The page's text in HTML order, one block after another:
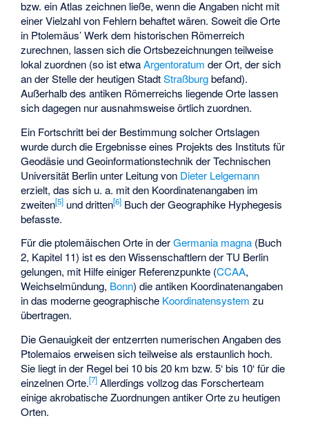
bzw. ein Atlas zeichnen ließe, wenn die Angaben nicht mit
einer Vielzahl von Fehlern behaftet wären. Soweit die Orte
in Ptolemäus’ Werk dem historischen Römerreich
zurechnen, lassen sich die Ortsbezeichnungen teilweise
lokal zuordnen (so ist etwaArgentoratum der Ort, der sich
an der Stelle der heutigen StadtStraßburgbefand).
Außerhalb des antiken Römerreichs liegende Orte lassen
sich dagegen nur ausnahmsweise örtlich zuordnen.
Ein Fortschritt bei der Bestimmung solcher Ortslagen
wurde durch die Ergebnisse eines Projekts des Instituts für
Geodäsie und Geoinformationstechnik der Technischen
Universität Berlin unter Leitung von Dieter Lelgemann
erzielt, das sich u. a. mit den Koordinatenangaben im
zweiten[5] und dritten[6] Buch der Geographike Hyphegesis
befasste.
Für die ptolemäischen Orte in derGermania magna (Buch
2, Kapitel 11) ist es den Wissenschaftlern der TU Berlin
gelungen, mit Hilfe einiger Referenzpunkte (CCAA,
Weichselmündung, Bonn) die antiken Koordinatenangaben
in das moderne geographische Koordinatensystem zu
übertragen.
Die Genauigkeit der entzerrten numerischen Angaben des
Ptolemaios erweisen sich teilweise als erstaunlich hoch.
Sie liegt in der Regel bei 10 bis 20 km bzw. 5‘ bis 10‘ für die
einzelnen Orte.[7] Allerdings vollzog das Forscherteam
einige akrobatische Zuordnungen antiker Orte zu heutigen
Orten.